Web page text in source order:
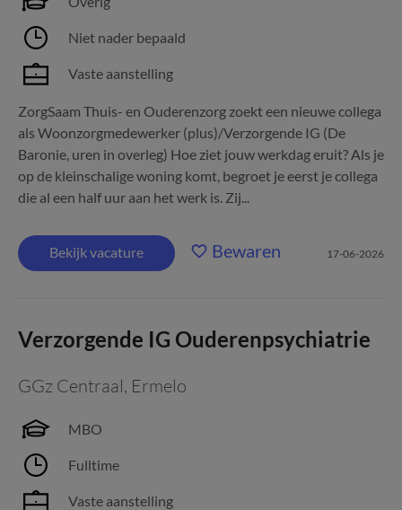
Niet nader bepaald
Vaste aanstelling
ZorgSaam Thuis- en Ouderenzorg zoekt een nieuwe collega
als Woonzorgmedewerker (plus)/Verzorgende IG (De
Baronie, uren in overleg) Hoe ziet jouw werkdag eruit? Als je
op de kleinschalige woning komt, begroet je eerst je collega
die al een half uur aan het werk is. Zij...
Bekijk vacature Bewaren 17-06-2026
Verzorgende IG Ouderenpsychiatrie
GGz Centraal, Ermelo
MBO
Fulltime
Vaste aanstelling